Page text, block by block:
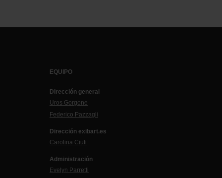
EQUIPO
Dirección general
Uros Gorgone
Federico Pazzagli
Dirección exibart.es
Carolina Ciuti
Administración
Evelyn Parretti